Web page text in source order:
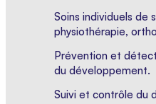
Soins individuels de
physiothérapie,
Prévention et
du développement.
Suivi et contrôle du